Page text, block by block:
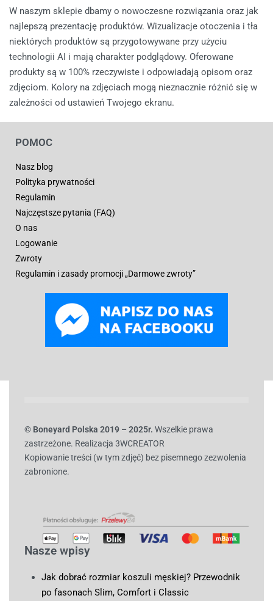
W naszym sklepie dbamy o nowoczesne rozwiązania oraz jak
najlepszą prezentację produktów. Wizualizacje otoczenia i tła
niektórych produktów są przygotowywane przy użyciu
technologii AI i mają charakter podglądowy. Oferowane
produkty są w 100% rzeczywiste i odpowiadają opisom oraz
zdjęciom. Kolory na zdjęciach mogą nieznacznie różnić się w
zależności od ustawień Twojego ekranu.
POMOC
Nasz blog
Polityka prywatności
Regulamin
Najczęstsze pytania (FAQ)
O nas
Logowanie
Zwroty
Regulamin i zasady promocji „Darmowe zwroty”
© Boneyard Polska 2019 – 2025r. Wszelkie prawa
zastrzeżone. Realizacja 3WCREATOR
Kopiowanie treści (w tym zdjęć) bez pisemnego zezwolenia
zabronione.
Nasze wpisy
Jak dobrać rozmiar koszuli męskiej? Przewodnik
po fasonach Slim, Comfort i Classic